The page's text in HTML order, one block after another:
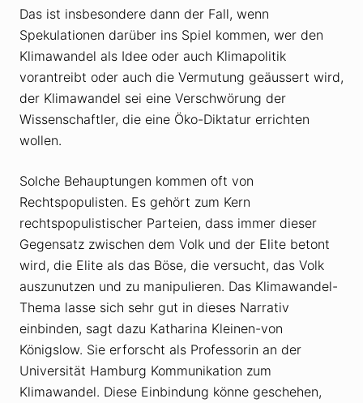
Das ist insbesondere dann der Fall, wenn
Spekulationen darüber ins Spiel kommen, wer den
Klimawandel als Idee oder auch Klimapolitik
vorantreibt oder auch die Vermutung geäussert wird,
der Klimawandel sei eine Verschwörung der
Wissenschaftler, die eine Öko-Diktatur errichten
wollen.
Solche Behauptungen kommen oft von
Rechtspopulisten. Es gehört zum Kern
rechtspopulistischer Parteien, dass immer dieser
Gegensatz zwischen dem Volk und der Elite betont
wird, die Elite als das Böse, die versucht, das Volk
auszunutzen und zu manipulieren. Das Klimawandel-
Thema lasse sich sehr gut in dieses Narrativ
einbinden, sagt dazu Katharina Kleinen-von
Königslow. Sie erforscht als Professorin an der
Universität Hamburg Kommunikation zum
Klimawandel. Diese Einbindung könne geschehen,